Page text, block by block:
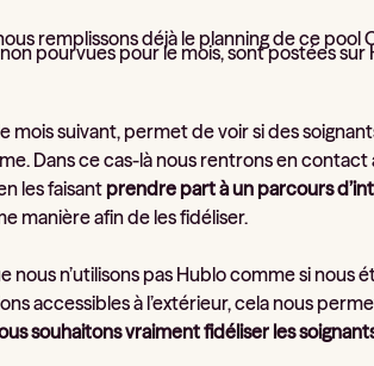
remplissons déjà le planning de ce pool
pourvues pour le mois, sont postées
mois suivant, permet de voir si des
Dans ce cas-là nous rentrons en
les faisantprendre part à un parcours
manière afin de les fidéliser.
n’utilisons pas Hublo comme si nous
accessibles à l’extérieur, cela nous
souhaitons vraiment fidéliser les